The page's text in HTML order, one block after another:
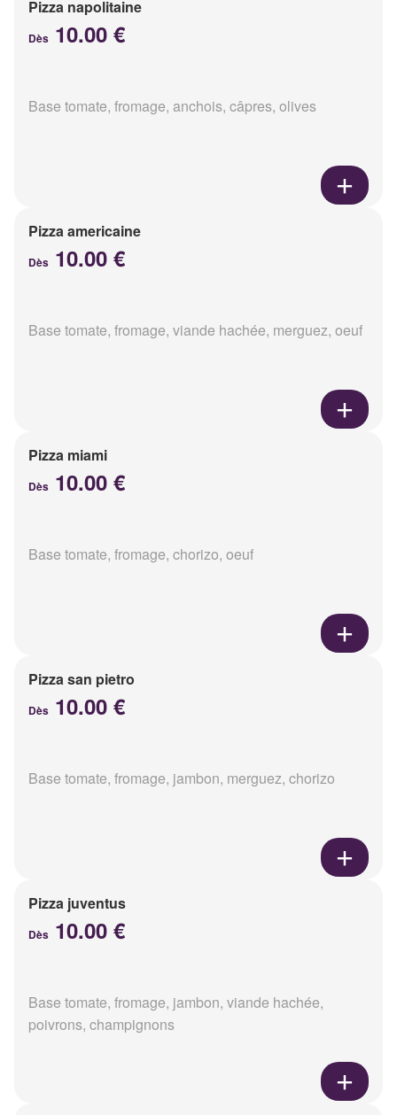
Pizza napolitaine
Dès 10.00 €
Base tomate, fromage, anchois, câpres, olives
Pizza americaine
Dès 10.00 €
Base tomate, fromage, viande hachée, merguez, oeuf
Pizza miami
Dès 10.00 €
Base tomate, fromage, chorizo, oeuf
Pizza san pietro
Dès 10.00 €
Base tomate, fromage, jambon, merguez, chorizo
Pizza juventus
Dès 10.00 €
Base tomate, fromage, jambon, viande hachée,
poivrons, champignons